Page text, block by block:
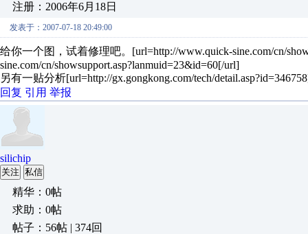
注册：2006年6月18日
发表于：2007-07-18 20:49:00
给你一个图，试着修理吧。[url=http://www.quick-sine.com/cn/
sine.com/cn/showsupport.asp?lanmuid=23&id=60[/url]
另有一贴分析[url=http://gx.gongkong.com/tech/
回复 引用 举报
silichip
关注 私信
精华：0帖
求助：0帖
帖子：56帖 | 374回